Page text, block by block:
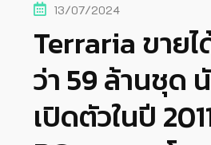
13/07/2024
Terraria ขายไ
ว่า 59 ล้านชุด
เปิดตัวในปี